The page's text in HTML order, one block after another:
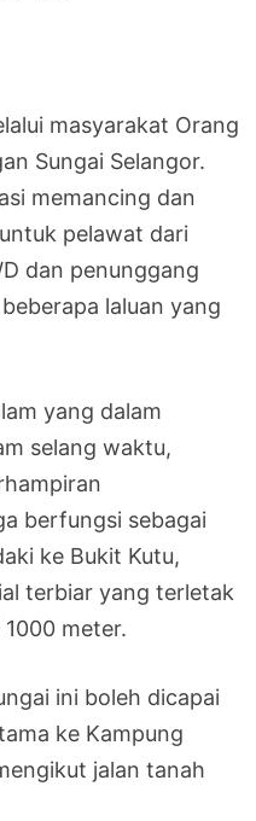
masyarakat Orang
Sungai Selangor.
memancing dan
pelawat dari
dan penunggang
laluan yang
yang dalam
selang waktu,
berfungsi sebagai
ke Bukit Kutu,
terbiar yang terletak
meter.
ini boleh dicapai
ke Kampung
jalan tanah